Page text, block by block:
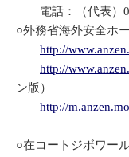
電話：（代表）
○外務省海外安全ホ
http://
http://
ン版）
http://
○在コートジボワー